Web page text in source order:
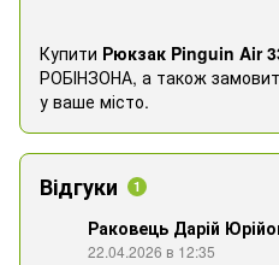
Купити Рюкзак Pinguin Air
РОБІНЗОНА, а також
у ваше місто.
Відгуки 1
Раковець Дарій
22.04.2026 в 12:35